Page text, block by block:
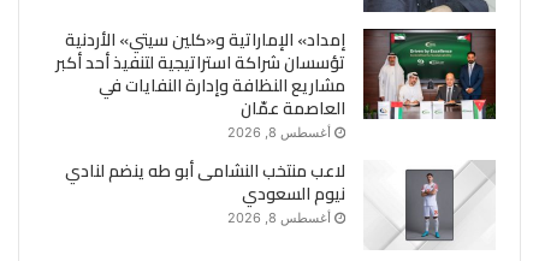
إمداد» الإماراتية و«كلين سيتي» الأردنية
تؤسسان شراكة استراتيجية لتنفيذ أحد أكبر
مشاريع النظافة وإدارة النفايات في
العاصمة عمّان
أغسطس 8, 2026
لاعب منتخب النشامى أبو طه ينضم لنادي
نيوم السعودي
أغسطس 8, 2026